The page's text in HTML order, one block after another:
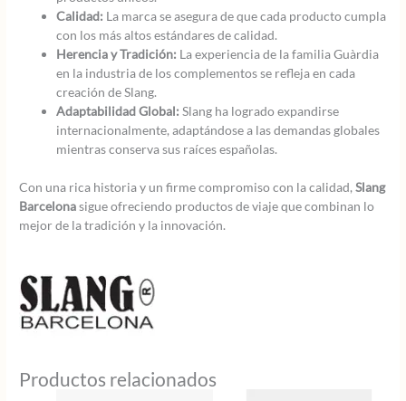
Calidad: La marca se asegura de que cada producto cumpla
con los más altos estándares de calidad.
Herencia y Tradición: La experiencia de la familia Guàrdia
en la industria de los complementos se refleja en cada
creación de Slang.
Adaptabilidad Global: Slang ha logrado expandirse
internacionalmente, adaptándose a las demandas globales
mientras conserva sus raíces españolas.
Con una rica historia y un firme compromiso con la calidad,Slang
Barcelonasigue ofreciendo productos de viaje que combinan lo
mejor de la tradición y la innovación.
Productos relacionados